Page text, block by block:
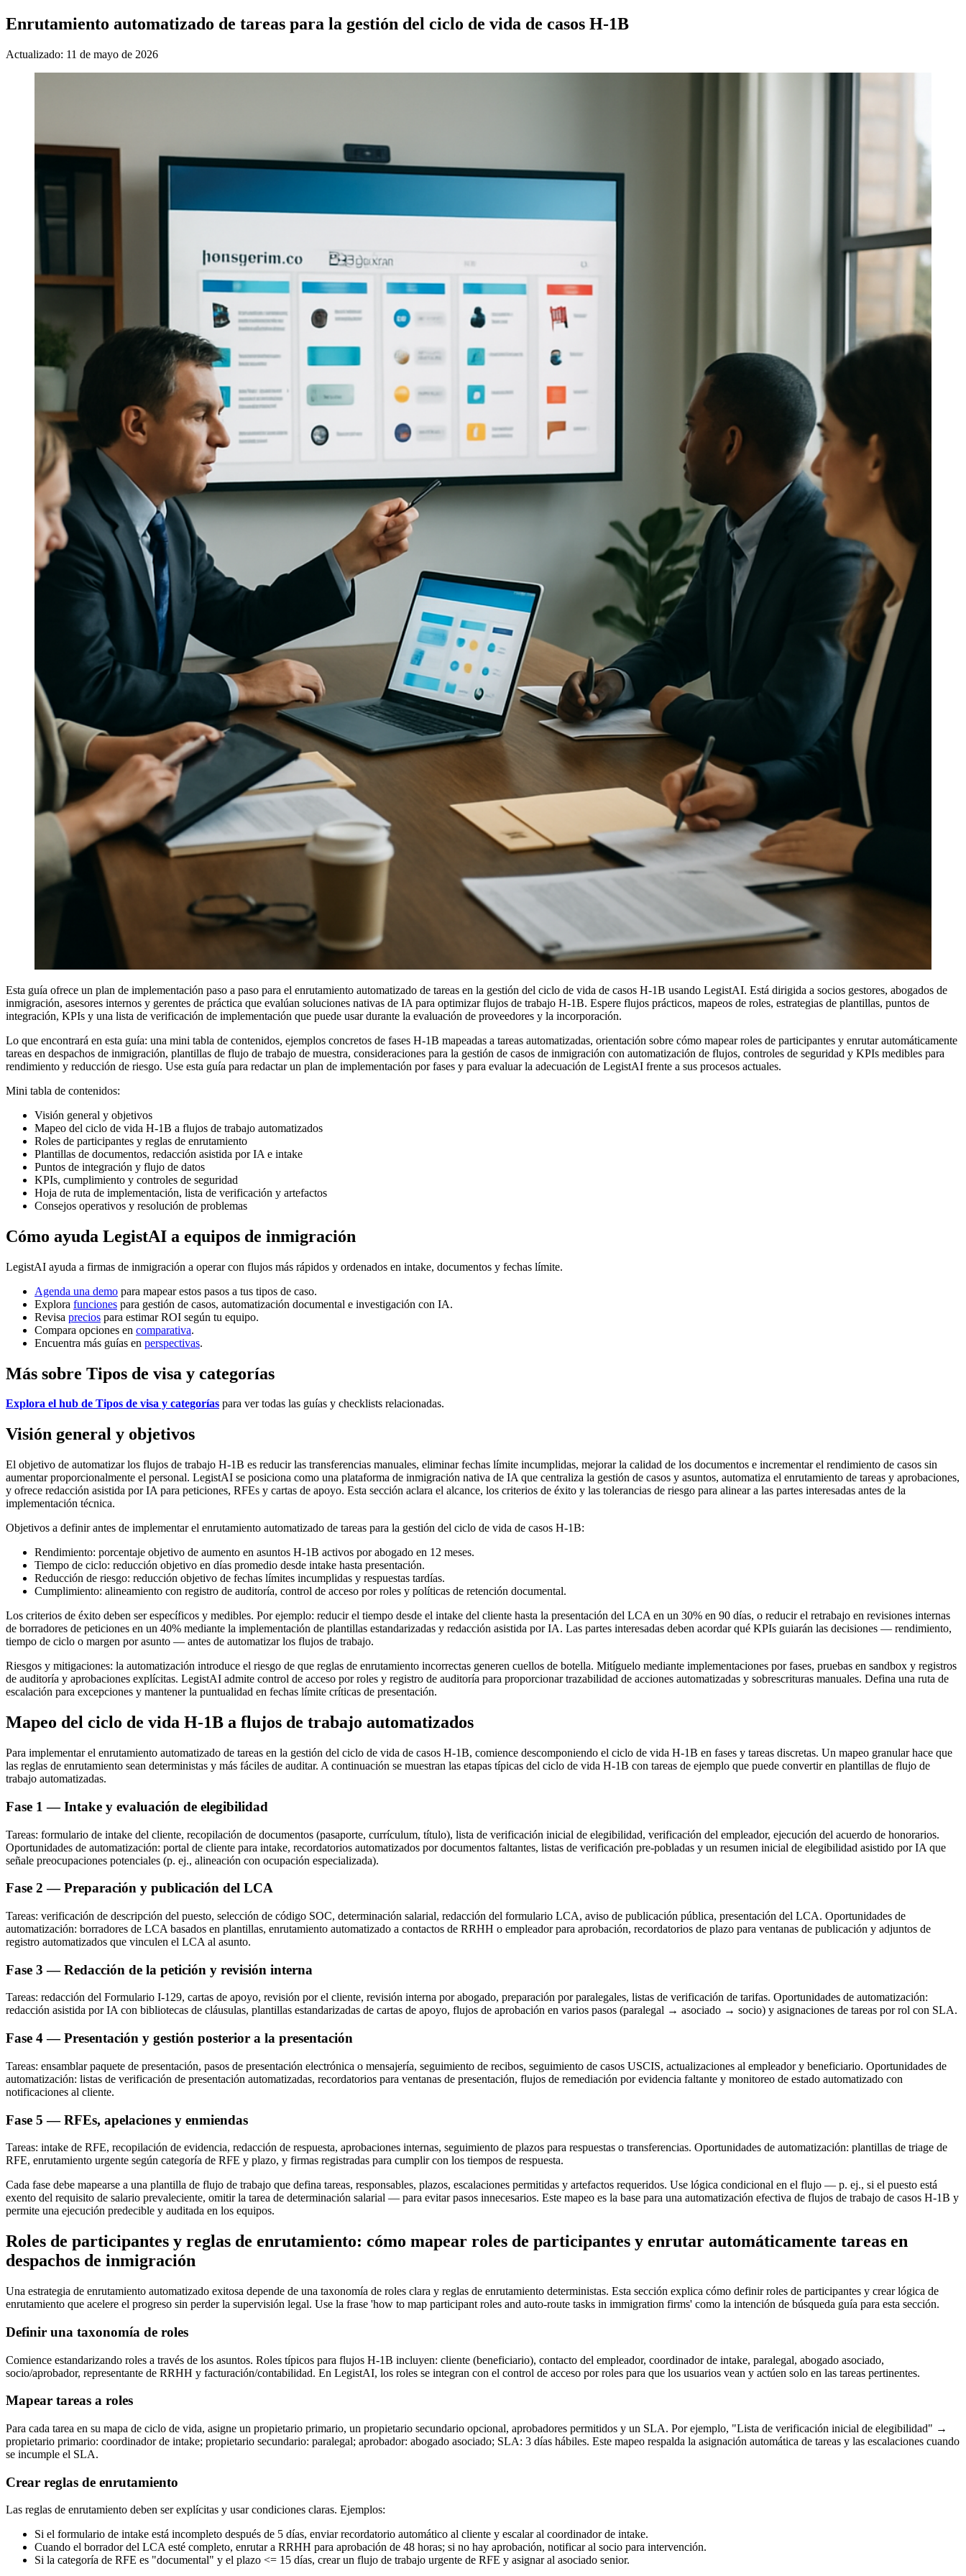
Enrutamiento automatizado de tareas para la gestión del ciclo de vida de casos H-1B
Actualizado: 11 de mayo de 2026
Esta guía ofrece un plan de implementación paso a paso para el enrutamiento automatizado de tareas en la gestión del ciclo de vida de casos H-1B usando LegistAI. Está dirigida a socios gestores, abogados de
inmigración, asesores internos y gerentes de práctica que evalúan soluciones nativas de IA para optimizar flujos de trabajo H-1B. Espere flujos prácticos, mapeos de roles, estrategias de plantillas, puntos de
integración, KPIs y una lista de verificación de implementación que puede usar durante la evaluación de proveedores y la incorporación.
Lo que encontrará en esta guía: una mini tabla de contenidos, ejemplos concretos de fases H-1B mapeadas a tareas automatizadas, orientación sobre cómo mapear roles de participantes y enrutar automáticamente
tareas en despachos de inmigración, plantillas de flujo de trabajo de muestra, consideraciones para la gestión de casos de inmigración con automatización de flujos, controles de seguridad y KPIs medibles para
rendimiento y reducción de riesgo. Use esta guía para redactar un plan de implementación por fases y para evaluar la adecuación de LegistAI frente a sus procesos actuales.
Mini tabla de contenidos:
Visión general y objetivos
Mapeo del ciclo de vida H-1B a flujos de trabajo automatizados
Roles de participantes y reglas de enrutamiento
Plantillas de documentos, redacción asistida por IA e intake
Puntos de integración y flujo de datos
KPIs, cumplimiento y controles de seguridad
Hoja de ruta de implementación, lista de verificación y artefactos
Consejos operativos y resolución de problemas
Cómo ayuda LegistAI a equipos de inmigración
LegistAI ayuda a firmas de inmigración a operar con flujos más rápidos y ordenados en intake, documentos y fechas límite.
Agenda una demo para mapear estos pasos a tus tipos de caso.
Explora funciones para gestión de casos, automatización documental e investigación con IA.
Revisa precios para estimar ROI según tu equipo.
Compara opciones en comparativa.
Encuentra más guías en perspectivas.
Más sobre Tipos de visa y categorías
Explora el hub de Tipos de visa y categorías para ver todas las guías y checklists relacionadas.
Visión general y objetivos
El objetivo de automatizar los flujos de trabajo H-1B es reducir las transferencias manuales, eliminar fechas límite incumplidas, mejorar la calidad de los documentos e incrementar el rendimiento de casos sin
aumentar proporcionalmente el personal. LegistAI se posiciona como una plataforma de inmigración nativa de IA que centraliza la gestión de casos y asuntos, automatiza el enrutamiento de tareas y aprobaciones,
y ofrece redacción asistida por IA para peticiones, RFEs y cartas de apoyo. Esta sección aclara el alcance, los criterios de éxito y las tolerancias de riesgo para alinear a las partes interesadas antes de la
implementación técnica.
Objetivos a definir antes de implementar el enrutamiento automatizado de tareas para la gestión del ciclo de vida de casos H-1B:
Rendimiento: porcentaje objetivo de aumento en asuntos H-1B activos por abogado en 12 meses.
Tiempo de ciclo: reducción objetivo en días promedio desde intake hasta presentación.
Reducción de riesgo: reducción objetivo de fechas límites incumplidas y respuestas tardías.
Cumplimiento: alineamiento con registro de auditoría, control de acceso por roles y políticas de retención documental.
Los criterios de éxito deben ser específicos y medibles. Por ejemplo: reducir el tiempo desde el intake del cliente hasta la presentación del LCA en un 30% en 90 días, o reducir el retrabajo en revisiones internas
de borradores de peticiones en un 40% mediante la implementación de plantillas estandarizadas y redacción asistida por IA. Las partes interesadas deben acordar qué KPIs guiarán las decisiones — rendimiento,
tiempo de ciclo o margen por asunto — antes de automatizar los flujos de trabajo.
Riesgos y mitigaciones: la automatización introduce el riesgo de que reglas de enrutamiento incorrectas generen cuellos de botella. Mitíguelo mediante implementaciones por fases, pruebas en sandbox y registros
de auditoría y aprobaciones explícitas. LegistAI admite control de acceso por roles y registro de auditoría para proporcionar trazabilidad de acciones automatizadas y sobrescrituras manuales. Defina una ruta de
escalación para excepciones y mantener la puntualidad en fechas límite críticas de presentación.
Mapeo del ciclo de vida H-1B a flujos de trabajo automatizados
Para implementar el enrutamiento automatizado de tareas en la gestión del ciclo de vida de casos H-1B, comience descomponiendo el ciclo de vida H-1B en fases y tareas discretas. Un mapeo granular hace que
las reglas de enrutamiento sean deterministas y más fáciles de auditar. A continuación se muestran las etapas típicas del ciclo de vida H-1B con tareas de ejemplo que puede convertir en plantillas de flujo de
trabajo automatizadas.
Fase 1 — Intake y evaluación de elegibilidad
Tareas: formulario de intake del cliente, recopilación de documentos (pasaporte, currículum, título), lista de verificación inicial de elegibilidad, verificación del empleador, ejecución del acuerdo de honorarios.
Oportunidades de automatización: portal de cliente para intake, recordatorios automatizados por documentos faltantes, listas de verificación pre-pobladas y un resumen inicial de elegibilidad asistido por IA que
señale preocupaciones potenciales (p. ej., alineación con ocupación especializada).
Fase 2 — Preparación y publicación del LCA
Tareas: verificación de descripción del puesto, selección de código SOC, determinación salarial, redacción del formulario LCA, aviso de publicación pública, presentación del LCA. Oportunidades de
automatización: borradores de LCA basados en plantillas, enrutamiento automatizado a contactos de RRHH o empleador para aprobación, recordatorios de plazo para ventanas de publicación y adjuntos de
registro automatizados que vinculen el LCA al asunto.
Fase 3 — Redacción de la petición y revisión interna
Tareas: redacción del Formulario I-129, cartas de apoyo, revisión por el cliente, revisión interna por abogado, preparación por paralegales, listas de verificación de tarifas. Oportunidades de automatización:
redacción asistida por IA con bibliotecas de cláusulas, plantillas estandarizadas de cartas de apoyo, flujos de aprobación en varios pasos (paralegal → asociado → socio) y asignaciones de tareas por rol con SLA.
Fase 4 — Presentación y gestión posterior a la presentación
Tareas: ensamblar paquete de presentación, pasos de presentación electrónica o mensajería, seguimiento de recibos, seguimiento de casos USCIS, actualizaciones al empleador y beneficiario. Oportunidades de
automatización: listas de verificación de presentación automatizadas, recordatorios para ventanas de presentación, flujos de remediación por evidencia faltante y monitoreo de estado automatizado con
notificaciones al cliente.
Fase 5 — RFEs, apelaciones y enmiendas
Tareas: intake de RFE, recopilación de evidencia, redacción de respuesta, aprobaciones internas, seguimiento de plazos para respuestas o transferencias. Oportunidades de automatización: plantillas de triage de
RFE, enrutamiento urgente según categoría de RFE y plazo, y firmas registradas para cumplir con los tiempos de respuesta.
Cada fase debe mapearse a una plantilla de flujo de trabajo que defina tareas, responsables, plazos, escalaciones permitidas y artefactos requeridos. Use lógica condicional en el flujo — p. ej., si el puesto está
exento del requisito de salario prevaleciente, omitir la tarea de determinación salarial — para evitar pasos innecesarios. Este mapeo es la base para una automatización efectiva de flujos de trabajo de casos H-1B y
permite una ejecución predecible y auditada en los equipos.
Roles de participantes y reglas de enrutamiento: cómo mapear roles de participantes y enrutar automáticamente tareas en
despachos de inmigración
Una estrategia de enrutamiento automatizado exitosa depende de una taxonomía de roles clara y reglas de enrutamiento deterministas. Esta sección explica cómo definir roles de participantes y crear lógica de
enrutamiento que acelere el progreso sin perder la supervisión legal. Use la frase 'how to map participant roles and auto-route tasks in immigration firms' como la intención de búsqueda guía para esta sección.
Definir una taxonomía de roles
Comience estandarizando roles a través de los asuntos. Roles típicos para flujos H-1B incluyen: cliente (beneficiario), contacto del empleador, coordinador de intake, paralegal, abogado asociado,
socio/aprobador, representante de RRHH y facturación/contabilidad. En LegistAI, los roles se integran con el control de acceso por roles para que los usuarios vean y actúen solo en las tareas pertinentes.
Mapear tareas a roles
Para cada tarea en su mapa de ciclo de vida, asigne un propietario primario, un propietario secundario opcional, aprobadores permitidos y un SLA. Por ejemplo, "Lista de verificación inicial de elegibilidad" →
propietario primario: coordinador de intake; propietario secundario: paralegal; aprobador: abogado asociado; SLA: 3 días hábiles. Este mapeo respalda la asignación automática de tareas y las escalaciones cuando
se incumple el SLA.
Crear reglas de enrutamiento
Las reglas de enrutamiento deben ser explícitas y usar condiciones claras. Ejemplos:
Si el formulario de intake está incompleto después de 5 días, enviar recordatorio automático al cliente y escalar al coordinador de intake.
Cuando el borrador del LCA esté completo, enrutar a RRHH para aprobación de 48 horas; si no hay aprobación, notificar al socio para intervención.
Si la categoría de RFE es "documental" y el plazo <= 15 días, crear un flujo de trabajo urgente de RFE y asignar al asociado senior.